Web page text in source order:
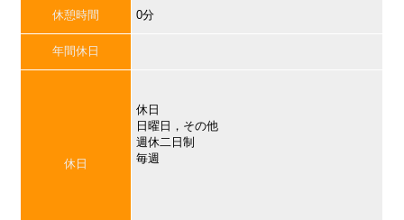
休憩時間 0分
年間休日
休日
休日
日曜日，その他
週休二日制
毎週